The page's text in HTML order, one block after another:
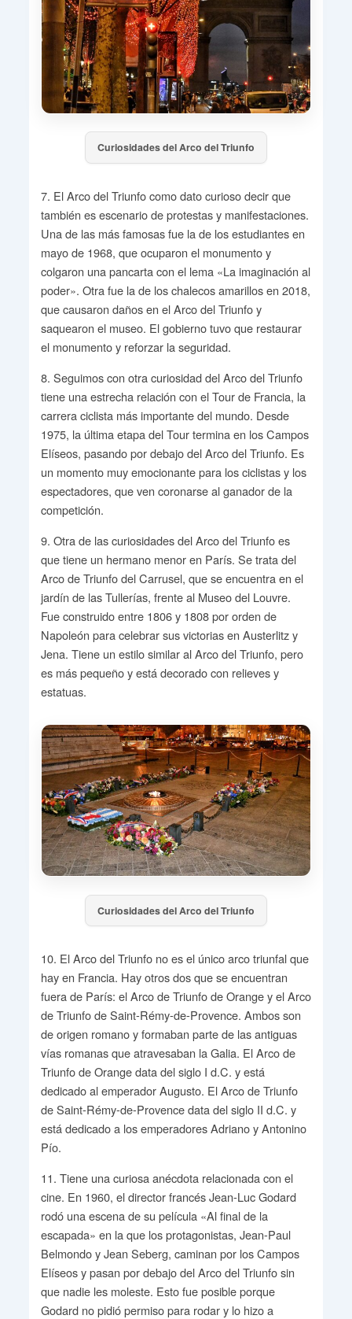
Curiosidades del Arco del Triunfo
7. El Arco del Triunfo como dato curioso decir que
también es escenario de protestas y manifestaciones.
Una de las más famosas fue la de los estudiantes en
mayo de 1968, que ocuparon el monumento y
colgaron una pancarta con el lema «La imaginación al
poder». Otra fue la de los chalecos amarillos en 2018,
que causaron daños en el Arco del Triunfo y
saquearon el museo. El gobierno tuvo que restaurar
el monumento y reforzar la seguridad.
8. Seguimos con otra curiosidad del Arco del Triunfo
tiene una estrecha relación con el Tour de Francia, la
carrera ciclista más importante del mundo. Desde
1975, la última etapa del Tour termina en los Campos
Elíseos, pasando por debajo del Arco del Triunfo. Es
un momento muy emocionante para los ciclistas y los
espectadores, que ven coronarse al ganador de la
competición.
9. Otra de las curiosidades del Arco del Triunfo es
que tiene un hermano menor en París. Se trata del
Arco de Triunfo del Carrusel, que se encuentra en el
jardín de las Tullerías, frente al Museo del Louvre.
Fue construido entre 1806 y 1808 por orden de
Napoleón para celebrar sus victorias en Austerlitz y
Jena. Tiene un estilo similar al Arco del Triunfo, pero
es más pequeño y está decorado con relieves y
estatuas.
Curiosidades del Arco del Triunfo
10. El Arco del Triunfo no es el único arco triunfal que
hay en Francia. Hay otros dos que se encuentran
fuera de París: el Arco de Triunfo de Orange y el Arco
de Triunfo de Saint-Rémy-de-Provence. Ambos son
de origen romano y formaban parte de las antiguas
vías romanas que atravesaban la Galia. El Arco de
Triunfo de Orange data del siglo I d.C. y está
dedicado al emperador Augusto. El Arco de Triunfo
de Saint-Rémy-de-Provence data del siglo II d.C. y
está dedicado a los emperadores Adriano y Antonino
Pío.
11. Tiene una curiosa anécdota relacionada con el
cine. En 1960, el director francés Jean-Luc Godard
rodó una escena de su película «Al final de la
escapada» en la que los protagonistas, Jean-Paul
Belmondo y Jean Seberg, caminan por los Campos
Elíseos y pasan por debajo del Arco del Triunfo sin
que nadie les moleste. Esto fue posible porque
Godard no pidió permiso para rodar y lo hizo a